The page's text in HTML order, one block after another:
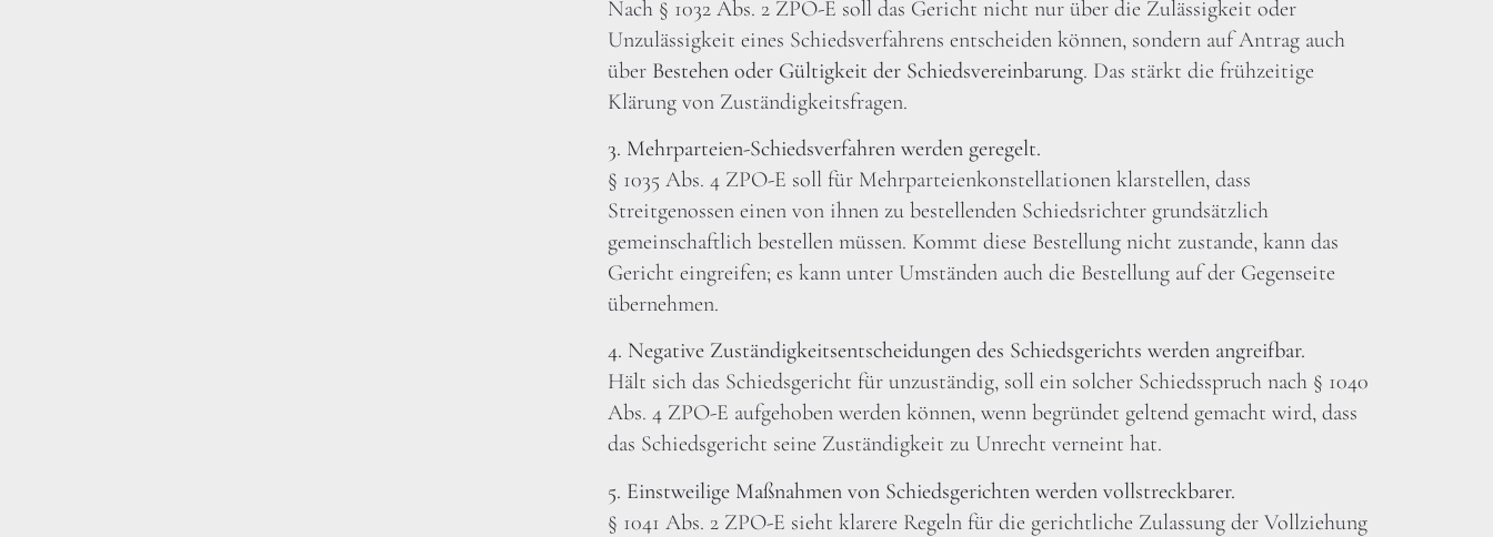
Nach § 1032 Abs. 2 ZPO-E soll das Gericht nicht nur über die Zulässigkeit oder
Unzulässigkeit eines Schiedsverfahrens entscheiden können, sondern auf Antrag auch
über Bestehen oder Gültigkeit der Schiedsvereinbarung. Das stärkt die frühzeitige
Klärung von Zuständigkeitsfragen.
3. Mehrparteien-Schiedsverfahren werden geregelt.
§ 1035 Abs. 4 ZPO-E soll für Mehrparteienkonstellationen klarstellen, dass
Streitgenossen einen von ihnen zu bestellenden Schiedsrichter grundsätzlich
gemeinschaftlich bestellen müssen. Kommt diese Bestellung nicht zustande, kann das
Gericht eingreifen; es kann unter Umständen auch die Bestellung auf der Gegenseite
übernehmen.
4. Negative Zuständigkeitsentscheidungen des Schiedsgerichts werden angreifbar.
Hält sich das Schiedsgericht für unzuständig, soll ein solcher Schiedsspruch nach § 1040
Abs. 4 ZPO-E aufgehoben werden können, wenn begründet geltend gemacht wird, dass
das Schiedsgericht seine Zuständigkeit zu Unrecht verneint hat.
5. Einstweilige Maßnahmen von Schiedsgerichten werden vollstreckbarer.
§ 1041 Abs. 2 ZPO-E sieht klarere Regeln für die gerichtliche Zulassung der Vollziehung